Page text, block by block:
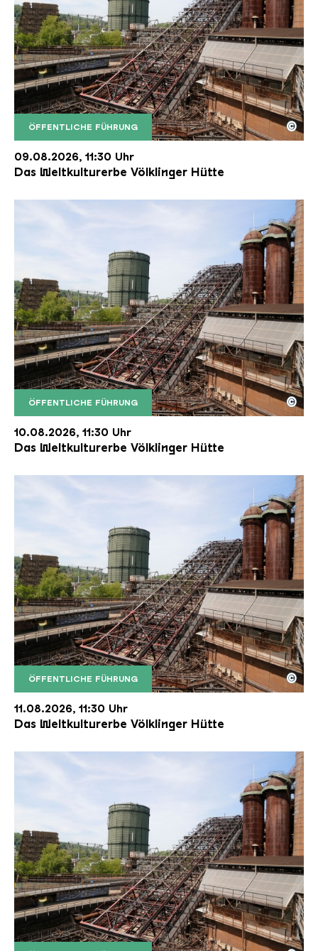
ÖFFENTLICHE FÜHRUNG
Der Erzschrägaufzug der Völklinger Hütte mit
Copyright: Weltkulturerbe Völklinger Hütte | Karl
©
09.08.2026, 11:30 Uhr
Das Weltkulturerbe Völklinger Hütte
ÖFFENTLICHE FÜHRUNG
Der Erzschrägaufzug der Völklinger Hütte mit
Copyright: Weltkulturerbe Völklinger Hütte | Karl
©
10.08.2026, 11:30 Uhr
Das Weltkulturerbe Völklinger Hütte
ÖFFENTLICHE FÜHRUNG
Der Erzschrägaufzug der Völklinger Hütte mit
Copyright: Weltkulturerbe Völklinger Hütte | Karl
©
11.08.2026, 11:30 Uhr
Das Weltkulturerbe Völklinger Hütte